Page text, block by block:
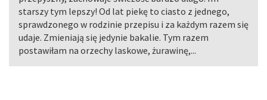
starszy tym lepszy! Od lat piekę to ciasto z jednego,
sprawdzonego w rodzinie przepisu i za każdym razem się
udaje. Zmieniają się jedynie bakalie. Tym razem
postawiłam na orzechy laskowe, żurawinę,...